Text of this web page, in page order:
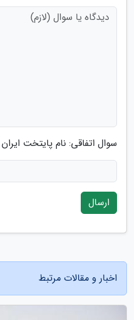
سوال اتفاقی: نام پایتخت
ارسال
اخبار و مقالات مرتبط